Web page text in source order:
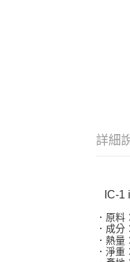
詳細
IC-1
．原料
．成分
．熱量
．淨重